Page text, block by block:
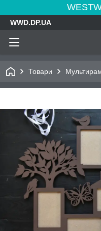
WWD.DP.UA
Товари